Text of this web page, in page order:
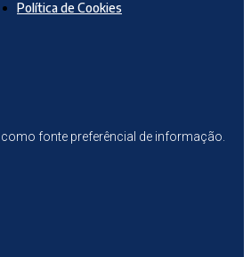
Política de Cookies
fonte preferêncial de informação.